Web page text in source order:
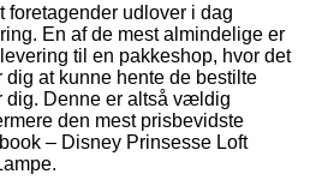
foretagender udlover i dag
En af de mest almindelige er
til en pakkeshop, hvor det
dig at kunne hente de bestilte
dig. Denne er altså vældig
den mest prisbevidste
– Disney Prinsesse Loft